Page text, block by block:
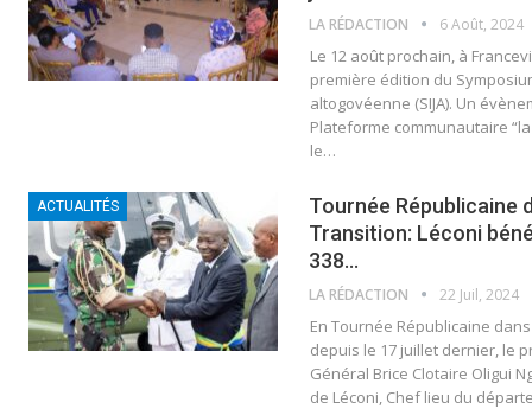
LA RÉDACTION 6 Août, 2024
Le 12 août prochain, à
première édition du
altogovéenne (SIJA). Un
Plateforme communautaire
le…
ACTUALITÉS
Tournée Républicaine
Transition: Léconi
338…
LA RÉDACTION 22 Juil, 2024
En Tournée Républicaine
depuis le 17 juillet dernier, le
Général Brice Clotaire Oligui
de Léconi, Chef lieu du